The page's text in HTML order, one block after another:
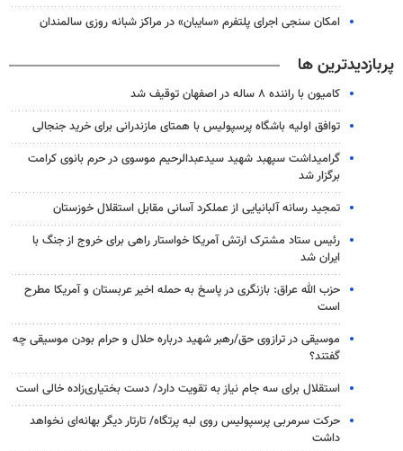
امکان سنجی اجرای پلتفرم «سایبان» در مراکز شبانه روزی سالمندان
پربازدیدترین ها
کامیون با راننده ۸ ساله در اصفهان توقیف شد
توافق اولیه باشگاه پرسپولیس با همتای مازندرانی برای خرید جنجالی
گرامیداشت سپهبد شهید سیدعبدالرحیم موسوی در حرم بانوی کرامت
برگزار شد
تمجید رسانه آلبانیایی از عملکرد آسانی مقابل استقلال خوزستان
رئیس ستاد مشترک ارتش آمریکا خواستار راهی برای خروج از جنگ با
ایران شد
حزب الله عراق: بازنگری در پاسخ به حمله اخیر عربستان و آمریکا مطرح
است
موسیقی در ترازوی حق/رهبر شهید درباره حلال و حرام بودن موسیقی چه
گفتند؟
استقلال برای سه جام نیاز به تقویت دارد/ دست بختیاری‌زاده خالی است
حرکت سرمربی پرسپولیس روی لبه پرتگاه/ تارتار دیگر بهانه‌ای نخواهد
داشت